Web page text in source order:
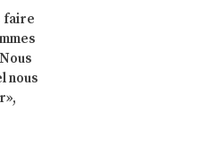
faire
nous